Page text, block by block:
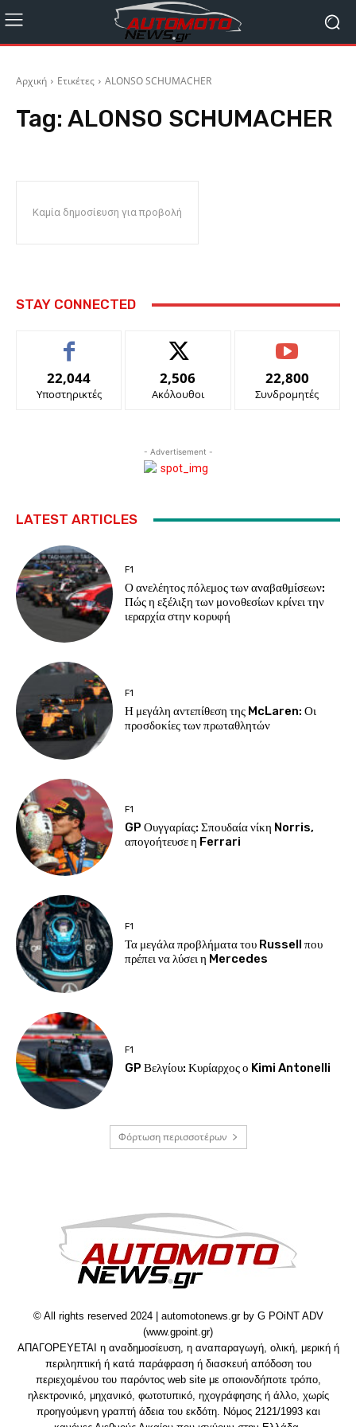
Αρχική Ετικέτες ALONSO SCHUMACHER
Tag: ALONSO SCHUMACHER
Καμία δημοσίευση για προβολή
STAY CONNECTED
22,044
Υποστηρικτές
2,506
Ακόλουθοι
22,800
Συνδρομητές
- Advertisement -
LATEST ARTICLES
F1
Ο ανελέητος πόλεμος των αναβαθμίσεων:
Πώς η εξέλιξη των μονοθεσίων κρίνει την
ιεραρχία στην κορυφή
F1
Η μεγάλη αντεπίθεση της McLaren: Οι
προσδοκίες των πρωταθλητών
F1
GP Ουγγαρίας: Σπουδαία νίκη Norris,
απογοήτευσε η Ferrari
F1
Τα μεγάλα προβλήματα του Russell που
πρέπει να λύσει η Mercedes
F1
GP Βελγίου: Κυρίαρχος ο Kimi Antonelli
Φόρτωση περισσοτέρων
© All rights reserved 2024 | automotonews.gr by G POiNT ADV
(www.gpoint.gr)
ΑΠΑΓΟΡΕΥΕΤΑΙ η αναδημοσίευση, η αναπαραγωγή, ολική, μερική ή
περιληπτική ή κατά παράφραση ή διασκευή απόδοση του
περιεχομένου του παρόντος web site με οποιονδήποτε τρόπο,
ηλεκτρονικό, μηχανικό, φωτοτυπικό, ηχογράφησης ή άλλο, χωρίς
προηγούμενη γραπτή άδεια του εκδότη. Νόμος 2121/1993 και